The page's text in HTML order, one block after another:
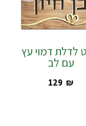
לדלת דמוי עץ
עם לב
‎129 ₪